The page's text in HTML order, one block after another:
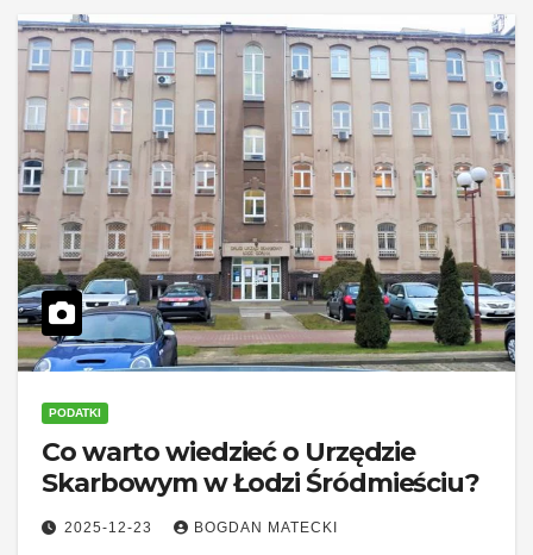
PODATKI
Co warto wiedzieć o Urzędzie
Skarbowym w Łodzi Śródmieściu?
2025-12-23 BOGDAN MATECKI